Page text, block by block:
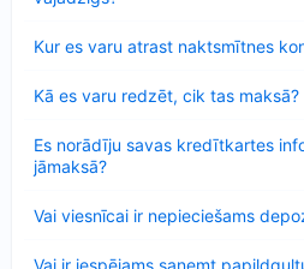
Kur es varu atrast naktsmītnes
Kā es varu redzēt, cik tas maksā?
Es norādīju savas kredītkartes
jāmaksā?
Vai viesnīcai ir nepieciešams
Vai ir iespējams saņemt